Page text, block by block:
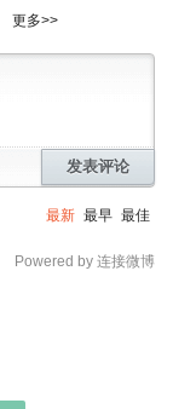
更多>>
发表评论
最新 最早 最佳
Powered by 连接微博